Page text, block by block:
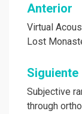
de
Anterior
Virtual
Lost
Siguiente
Subjective
through